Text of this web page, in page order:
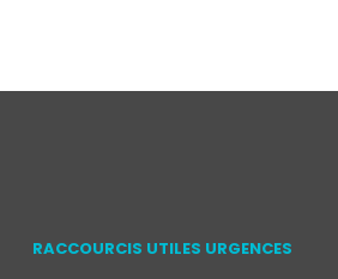
RACCOURCIS UTILES URGENCES